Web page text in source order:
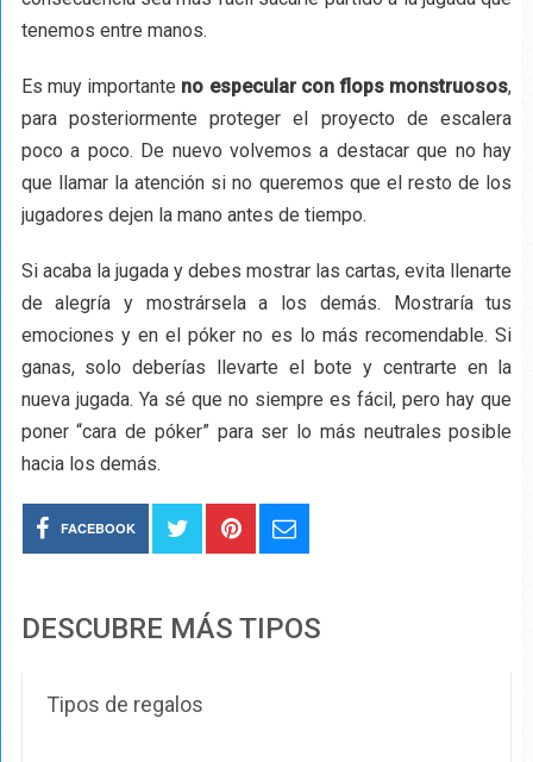
tenemos entre manos.
Es muy importante no especular con flops monstruosos,
para posteriormente proteger el proyecto de escalera
poco a poco. De nuevo volvemos a destacar que no hay
que llamar la atención si no queremos que el resto de los
jugadores dejen la mano antes de tiempo.
Si acaba la jugada y debes mostrar las cartas, evita llenarte
de alegría y mostrársela a los demás. Mostraría tus
emociones y en el póker no es lo más recomendable. Si
ganas, solo deberías llevarte el bote y centrarte en la
nueva jugada. Ya sé que no siempre es fácil, pero hay que
poner “cara de póker” para ser lo más neutrales posible
hacia los demás.
FACEBOOK
DESCUBRE MÁS TIPOS
Tipos de regalos